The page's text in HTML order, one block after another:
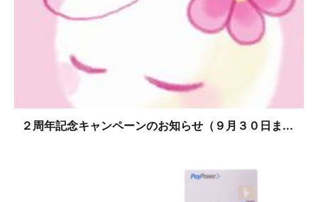
２周年記念キャンペーンのお知らせ（９月３０日ま...